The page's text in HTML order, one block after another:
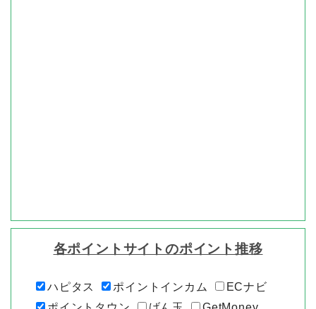
各ポイントサイトのポイント推移
ハピタス ポイントインカム
ECナビ